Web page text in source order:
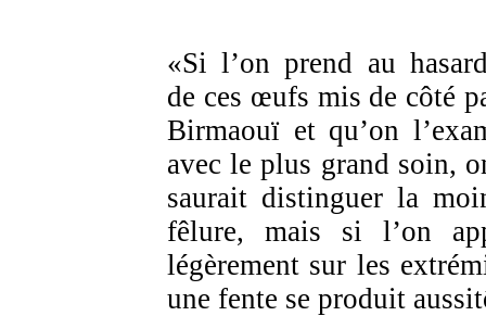
«Si l’on prend au
de ces œufs mis de côté
Birmaouï et qu’on
avec le plus grand soin,
saurait distinguer la
fêlure, mais si l’on
légèrement sur les
une fente se produit